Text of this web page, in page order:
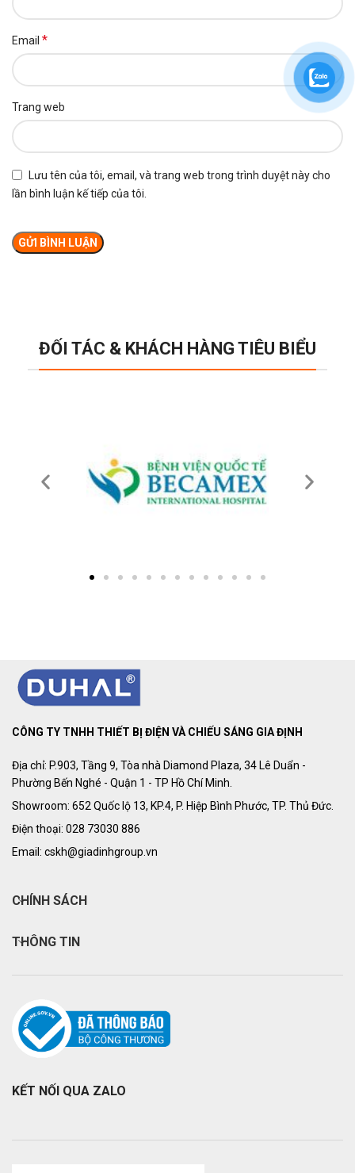
Email *
Trang web
Lưu tên của tôi, email, và trang web trong trình duyệt này cho
lần bình luận kế tiếp của tôi.
ĐỐI TÁC & KHÁCH HÀNG TIÊU BIỂU
CÔNG TY TNHH THIẾT BỊ ĐIỆN VÀ CHIẾU SÁNG GIA ĐỊNH
Địa chỉ: P.903, Tầng 9, Tòa nhà Diamond Plaza, 34 Lê Duẩn -
Phường Bến Nghé - Quận 1 - TP Hồ Chí Minh.
Showroom: 652 Quốc lộ 13, KP.4, P. Hiệp Bình Phước, TP. Thủ Đức.
Điện thoại: 028 73030 886
Email: cskh@giadinhgroup.vn
CHÍNH SÁCH
THÔNG TIN
KẾT NỐI QUA ZALO